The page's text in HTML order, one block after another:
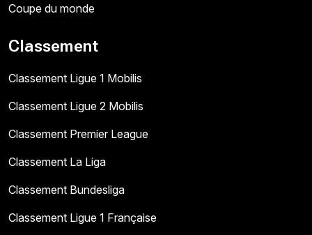
Coupe du monde
Classement
Classement Ligue 1 Mobilis
Classement Ligue 2 Mobilis
Classement Premier League
Classement La Liga
Classement Bundesliga
Classement Ligue 1 Française